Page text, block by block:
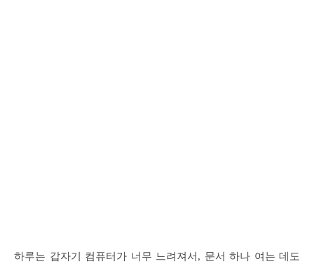
하루는 갑자기 컴퓨터가 너무 느려져서, 문서 하나 여는 데도